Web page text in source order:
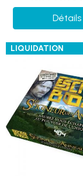
Détails
LIQUIDATION